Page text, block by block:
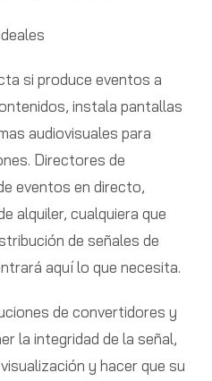
si produce eventos a
instala pantallas
audiovisuales para
Directores de
eventos en directo,
alquiler, cualquiera que
de señales de
aquí lo que necesita.
de convertidores y
la integridad de la señal,
y hacer que su